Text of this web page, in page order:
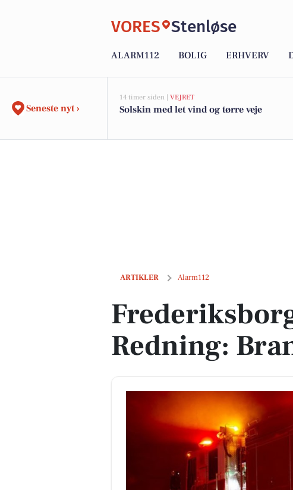
VORES Stenløse
ALARM112 BOLIG ERHVERV
Seneste nyt ›
14 timer siden | VEJRET
Solskin med let vind og tørre veje
ARTIKLER Alarm112
Frederiksborg Brand og Redning: Brand i
Redning: